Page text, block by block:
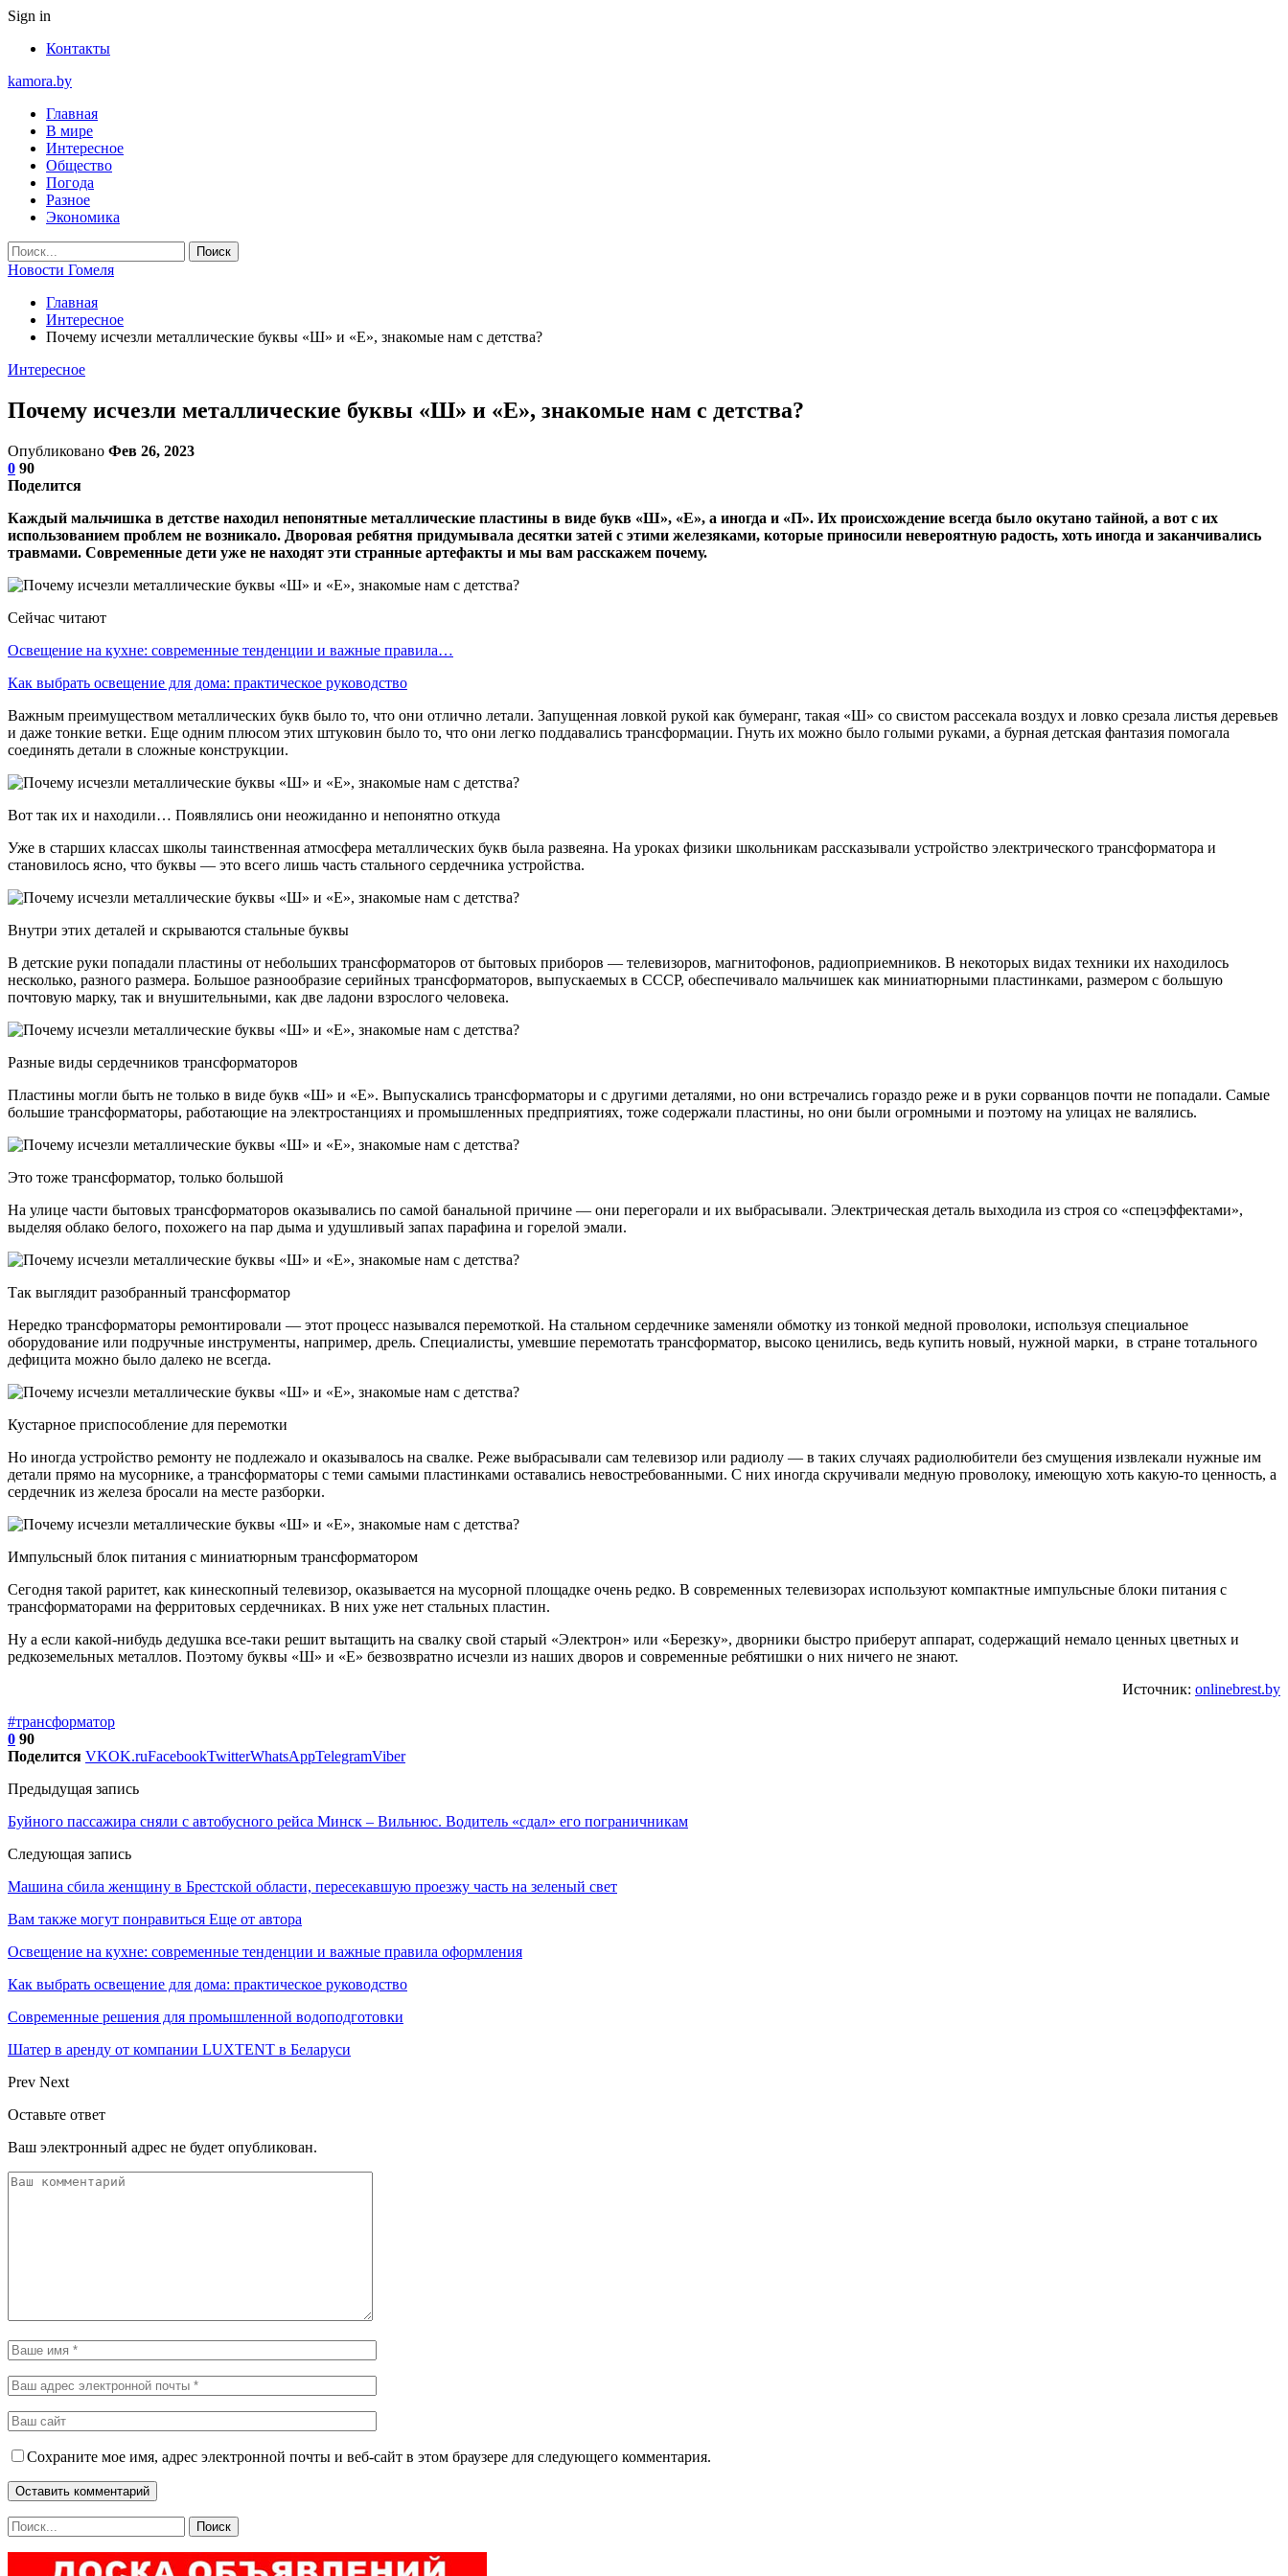
Sign in
Контакты
kamora.by
Главная
В мире
Интересное
Общество
Погода
Разное
Экономика
Новости Гомеля
Главная
Интересное
Почему исчезли металлические буквы «Ш» и «Е», знакомые нам с детства?
Интересное
Почему исчезли металлические буквы «Ш» и «Е», знакомые нам с детства?
Опубликовано Фев 26, 2023
0 90
Поделится
Каждый мальчишка в детстве находил непонятные металлические пластины в виде букв «Ш», «Е», а иногда и «П». Их происхождение всегда было окутано тайной, а вот с их
использованием проблем не возникало. Дворовая ребятня придумывала десятки затей с этими железяками, которые приносили невероятную радость, хоть иногда и заканчивались
травмами. Современные дети уже не находят эти странные артефакты и мы вам расскажем почему.
Сейчас читают
Освещение на кухне: современные тенденции и важные правила…
Как выбрать освещение для дома: практическое руководство
Важным преимуществом металлических букв было то, что они отлично летали. Запущенная ловкой рукой как бумеранг, такая «Ш» со свистом рассекала воздух и ловко срезала листья деревьев
и даже тонкие ветки. Еще одним плюсом этих штуковин было то, что они легко поддавались трансформации. Гнуть их можно было голыми руками, а бурная детская фантазия помогала
соединять детали в сложные конструкции.
Вот так их и находили… Появлялись они неожиданно и непонятно откуда
Уже в старших классах школы таинственная атмосфера металлических букв была развеяна. На уроках физики школьникам рассказывали устройство электрического трансформатора и
становилось ясно, что буквы — это всего лишь часть стального сердечника устройства.
Внутри этих деталей и скрываются стальные буквы
В детские руки попадали пластины от небольших трансформаторов от бытовых приборов — телевизоров, магнитофонов, радиоприемников. В некоторых видах техники их находилось
несколько, разного размера. Большое разнообразие серийных трансформаторов, выпускаемых в СССР, обеспечивало мальчишек как миниатюрными пластинками, размером с большую
почтовую марку, так и внушительными, как две ладони взрослого человека.
Разные виды сердечников трансформаторов
Пластины могли быть не только в виде букв «Ш» и «Е». Выпускались трансформаторы и с другими деталями, но они встречались гораздо реже и в руки сорванцов почти не попадали. Самые
большие трансформаторы, работающие на электростанциях и промышленных предприятиях, тоже содержали пластины, но они были огромными и поэтому на улицах не валялись.
Это тоже трансформатор, только большой
На улице части бытовых трансформаторов оказывались по самой банальной причине — они перегорали и их выбрасывали. Электрическая деталь выходила из строя со «спецэффектами»,
выделяя облако белого, похожего на пар дыма и удушливый запах парафина и горелой эмали.
Так выглядит разобранный трансформатор
Нередко трансформаторы ремонтировали — этот процесс назывался перемоткой. На стальном сердечнике заменяли обмотку из тонкой медной проволоки, используя специальное
оборудование или подручные инструменты, например, дрель. Специалисты, умевшие перемотать трансформатор, высоко ценились, ведь купить новый, нужной марки, в стране тотального
дефицита можно было далеко не всегда.
Кустарное приспособление для перемотки
Но иногда устройство ремонту не подлежало и оказывалось на свалке. Реже выбрасывали сам телевизор или радиолу — в таких случаях радиолюбители без смущения извлекали нужные им
детали прямо на мусорнике, а трансформаторы с теми самыми пластинками оставались невостребованными. С них иногда скручивали медную проволоку, имеющую хоть какую-то ценность, а
сердечник из железа бросали на месте разборки.
Импульсный блок питания с миниатюрным трансформатором
Сегодня такой раритет, как кинескопный телевизор, оказывается на мусорной площадке очень редко. В современных телевизорах используют компактные импульсные блоки питания с
трансформаторами на ферритовых сердечниках. В них уже нет стальных пластин.
Ну а если какой-нибудь дедушка все-таки решит вытащить на свалку свой старый «Электрон» или «Березку», дворники быстро приберут аппарат, содержащий немало ценных цветных и
редкоземельных металлов. Поэтому буквы «Ш» и «Е» безвозвратно исчезли из наших дворов и современные ребятишки о них ничего не знают.
Источник: onlinebrest.by
#трансформатор
0 90
Поделится VKOK.ruFacebookTwitterWhatsAppTelegramViber
Предыдущая запись
Буйного пассажира сняли с автобусного рейса Минск – Вильнюс. Водитель «сдал» его пограничникам
Следующая запись
Машина сбила женщину в Брестской области, пересекавшую проезжу часть на зеленый свет
Вам также могут понравиться Еще от автора
Освещение на кухне: современные тенденции и важные правила оформления
Как выбрать освещение для дома: практическое руководство
Современные решения для промышленной водоподготовки
Шатер в аренду от компании LUXTENT в Беларуси
Prev Next
Оставьте ответ
Ваш электронный адрес не будет опубликован.
Сохраните мое имя, адрес электронной почты и веб-сайт в этом браузере для следующего комментария.